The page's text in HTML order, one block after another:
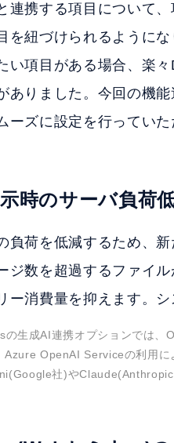
連携する項目について
を紐づけられるように
い項目がある場合、楽
ありました。今回の機
ーズに設定を行っていた
時のサーバ負荷
負荷を低減するため、
ジ数を超過するファイ
ー消費量を抑えます。
の生成AI連携オプションでは
Azure OpenAI Serviceの利用に
社)やClaude(Anthropic